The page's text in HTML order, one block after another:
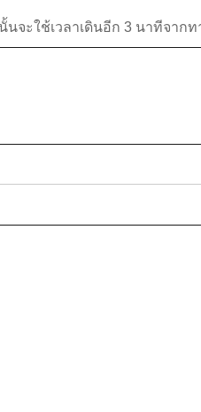
ะใช้เวลาเดินอีก 3 นาทีจากท